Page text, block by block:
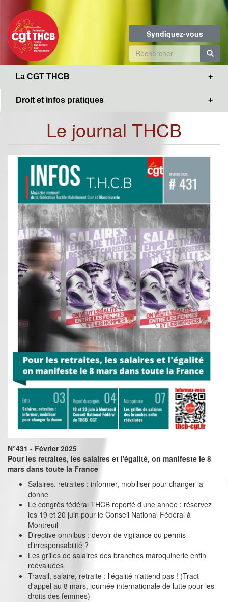
contenu
principal
Syndiquez-vous
Formulaire
de
La CGT THCB
Droit et infos pratiques
Le journal THCB
N°431 - Février 2025
Pour les retraites, les salaires et l'égalité, on manifeste le 8
mars dans toute la France
Salaires, retraites : informer, mobiliser pour changer la
donne
Le congrès fédéral THCB reporté d’une année : réservez
les 19 et 20 juin pour le Conseil National Fédéral à
Montreuil
Directive omnibus : devoir de vigilance ou permis
d’irresponsabilité ?
Les grilles de salaires des branches maroquinerie enfin
réévaluées
Travail, salaire, retraite : l'égalité n'attend pas ! (Tract
d'appel au 8 mars, journée internationale de lutte pour les
droits des femmes)